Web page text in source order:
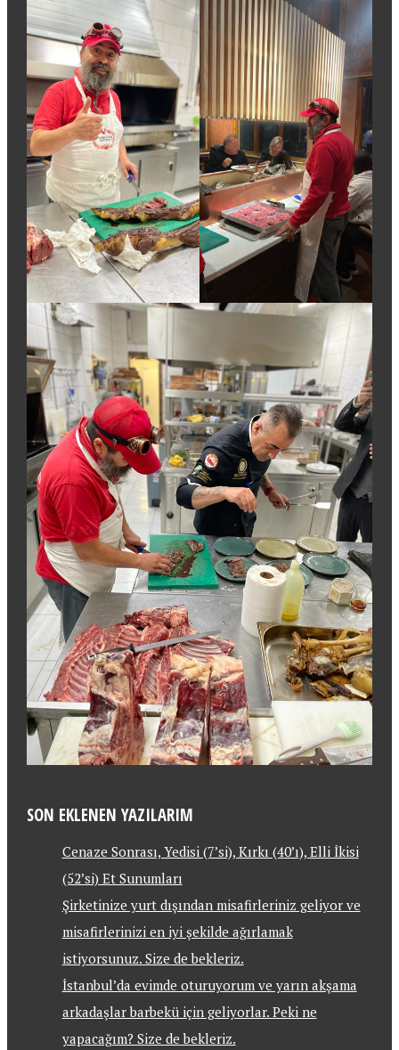
SON EKLENEN YAZILARIM
Cenaze Sonrası, Yedisi (7’si), Kırkı (40’ı), Elli İkisi
(52’si) Et Sunumları
Şirketinize yurt dışından misafirleriniz geliyor ve
misafirlerinizi en iyi şekilde ağırlamak
istiyorsunuz. Size de bekleriz.
İstanbul’da evimde oturuyorum ve yarın akşama
arkadaşlar barbekü için geliyorlar. Peki ne
yapacağım? Size de bekleriz.